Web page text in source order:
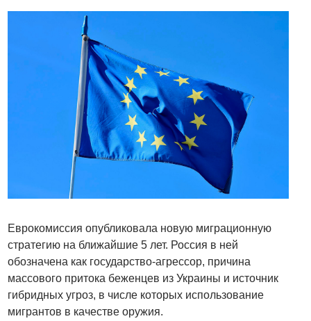
Еврокомиссия опубликовала новую миграционную
стратегию на ближайшие 5 лет. Россия в ней
обозначена как государство-агрессор, причина
массового притока беженцев из Украины и источник
гибридных угроз, в числе которых использование
мигрантов в качестве оружия.